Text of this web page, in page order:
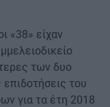
«38» είχαν
των δυο
του
για τα έτη 2018